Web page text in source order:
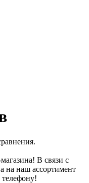
В связи с
на наш ассортимент